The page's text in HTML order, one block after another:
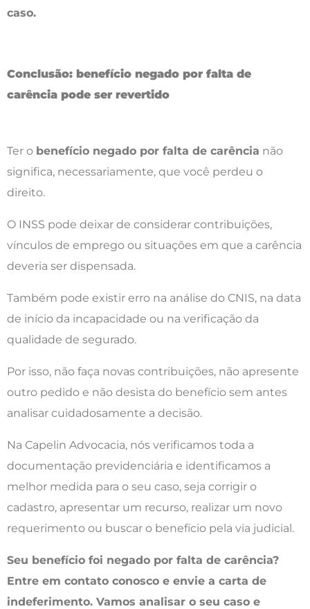
caso.
Conclusão: benefício negado por falta de
carência pode ser revertido
Ter o benefício negado por falta de carência não
significa, necessariamente, que você perdeu o
direito.
O INSS pode deixar de considerar contribuições,
vínculos de emprego ou situações em que a carência
deveria ser dispensada.
Também pode existir erro na análise do CNIS, na data
de início da incapacidade ou na verificação da
qualidade de segurado.
Por isso, não faça novas contribuições, não apresente
outro pedido e não desista do benefício sem antes
analisar cuidadosamente a decisão.
Na Capelin Advocacia, nós verificamos toda a
documentação previdenciária e identificamos a
melhor medida para o seu caso, seja corrigir o
cadastro, apresentar um recurso, realizar um novo
requerimento ou buscar o benefício pela via judicial.
Seu benefício foi negado por falta de carência?
Entre em contato conosco e envie a carta de
indeferimento. Vamos analisar o seu caso e